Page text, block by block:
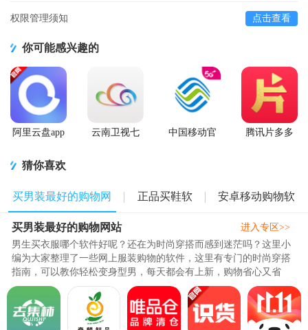
权限管理须知 点击查看
你可能感兴趣的
阿里云盘app
云南卫视七
中国移动官
腾讯片多多
猜你喜欢
买男装最好的购物网
站
正品买鞋软 安卓移动购物软
件
买男装最好的购物网站
男生买衣服哪个软件好呢？还在为时尚穿搭而感到迷茫吗？这里小
编为大家整理了一些网上服装购物的软件，这里有专门的时尚穿搭
指南，可以教你轻松变身型男，每天都会有上新，购物省心又省
钱，可以为用户带来最优质的体..
进入专区>>